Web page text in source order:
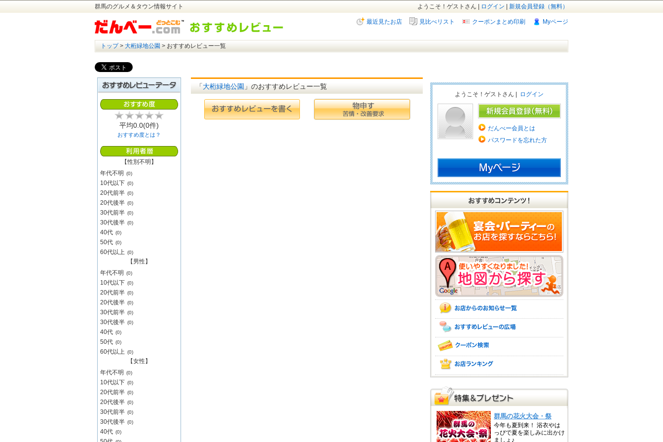
群馬のグルメ＆タウン情報サイト 新規会員登録（無料）
ログイン
ようこそ！ゲストさん |
Myページ
クーポンまとめ印刷
見比べリスト
最近見たお店
トップ> 大桁緑地公園 > おすすめレビュー一覧
平均0.0(0件)
おすすめ度とは？
【性別不明】
年代不明
(0)
10代以下 (0)
20代前半 (0)
20代後半 (0)
30代前半 (0)
30代後半 (0)
40代 (0)
50代 (0)
60代以上 (0)
【男性】
年代不明
(0)
10代以下 (0)
20代前半 (0)
20代後半 (0)
30代前半 (0)
30代後半 (0)
40代 (0)
50代 (0)
60代以上 (0)
【女性】
年代不明
(0)
10代以下 (0)
20代前半 (0)
20代後半 (0)
30代前半 (0)
30代後半 (0)
40代 (0)
「大桁緑地公園 」のおすすめレビュー一覧
ようこそ！ゲストさん | ログイン
だんべー会員とは
パスワードを忘れた方